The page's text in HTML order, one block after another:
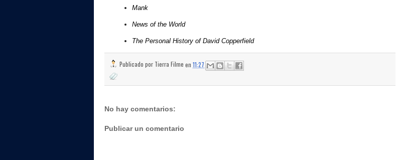
Mank
News of the World
The Personal History of David Copperfield
Publicado por Tierra Filme en 11:27
No hay comentarios:
Publicar un comentario